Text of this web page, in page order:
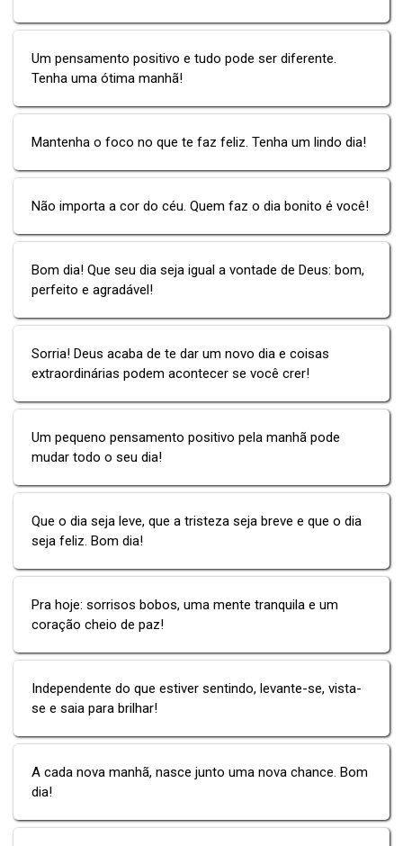
Um pensamento positivo e tudo pode ser diferente.
Tenha uma ótima manhã!
Mantenha o foco no que te faz feliz. Tenha um lindo dia!
Não importa a cor do céu. Quem faz o dia bonito é você!
Bom dia! Que seu dia seja igual a vontade de Deus: bom,
perfeito e agradável!
Sorria! Deus acaba de te dar um novo dia e coisas
extraordinárias podem acontecer se você crer!
Um pequeno pensamento positivo pela manhã pode
mudar todo o seu dia!
Que o dia seja leve, que a tristeza seja breve e que o dia
seja feliz. Bom dia!
Pra hoje: sorrisos bobos, uma mente tranquila e um
coração cheio de paz!
Independente do que estiver sentindo, levante-se, vista-
se e saia para brilhar!
A cada nova manhã, nasce junto uma nova chance. Bom
dia!